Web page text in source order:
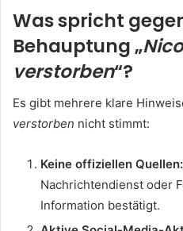
Was spricht
Behauptung „
verstorben“?
Es gibt mehrere klare
verstorben nicht stimmt:
Keine offiziellen Quellen:
Nachrichtendienst oder
Information bestätigt.